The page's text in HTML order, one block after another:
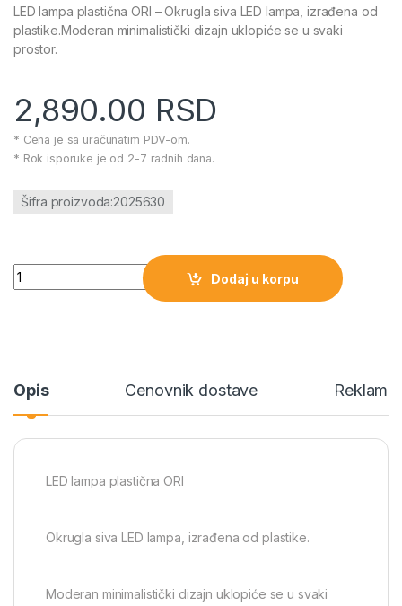
LED lampa plastična ORI – Okrugla siva LED lampa, izrađena od
plastike.Moderan minimalistički dizajn uklopiće se u svaki
prostor.
2,890.00 RSD
* Cena je sa uračunatim PDV-om.
* Rok isporuke je od 2-7 radnih dana.
Šifra proizvoda:2025630
LED lampa plastična ORI količina
Dodaj u korpu
Opis Cenovnik dostave
LED lampa plastična ORI
Okrugla siva LED lampa, izrađena od plastike.
Moderan minimalistički dizajn uklopiće se u svaki